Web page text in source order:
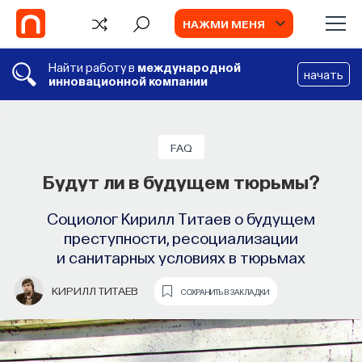
НАЖМИ МЕНЯ
Найти работу в международной
инновационной компании
начать
FAQ
Будут ли в будущем тюрьмы?
Социолог Кирилл Титаев о будущем
преступности, ресоциализации
и санитарных условиях в тюрьмах
КИРИЛЛ ТИТАЕВ СОХРАНИТЬ В ЗАКЛАДКИ
TV
ИИ в университете, цели
5 фактов о сексе
Почему говорить о сексе важно, как
ПОСТНАУКА СОХРАНИТЬ В ЗАКЛАДКИ